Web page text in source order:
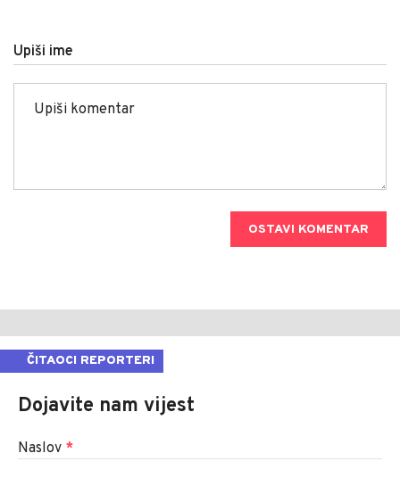
Upiši ime
OSTAVI KOMENTAR
ČITAOCI REPORTERI
Dojavite nam vijest
Naslov *